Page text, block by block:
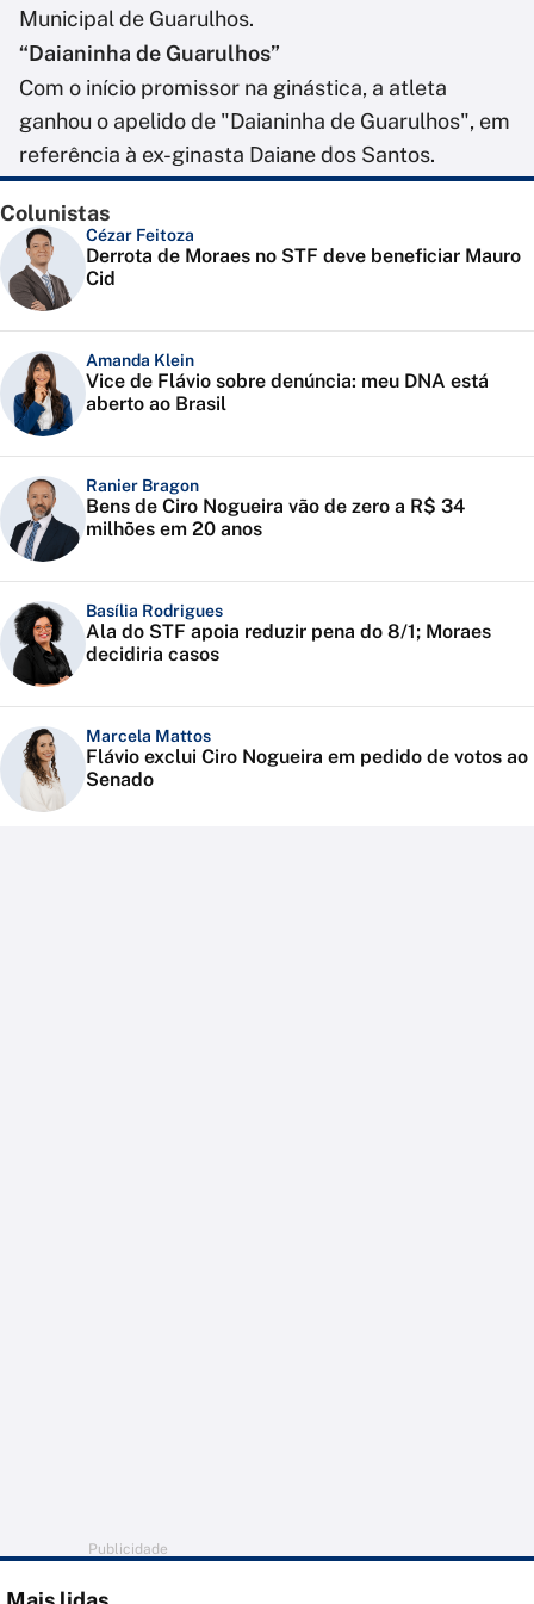
Municipal de Guarulhos.
“Daianinha de Guarulhos”
Com o início promissor na ginástica, a atleta
ganhou o apelido de "Daianinha de Guarulhos", em
referência à ex-ginasta Daiane dos Santos.
Colunistas
Cézar Feitoza
Derrota de Moraes no STF deve beneficiar Mauro
Cid
Amanda Klein
Vice de Flávio sobre denúncia: meu DNA está
aberto ao Brasil
Ranier Bragon
Bens de Ciro Nogueira vão de zero a R$ 34
milhões em 20 anos
Basília Rodrigues
Ala do STF apoia reduzir pena do 8/1; Moraes
decidiria casos
Marcela Mattos
Flávio exclui Ciro Nogueira em pedido de votos ao
Senado
Publicidade